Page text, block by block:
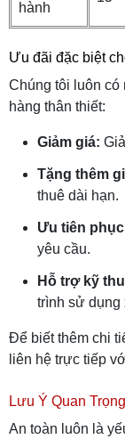
hành
Ưu đãi đặc biệt
Chúng tôi luôn có
hàng thân thiết:
Giảm giá:
Tặng thêm
thuê dài hạn.
Ưu tiên
yêu cầu.
Hỗ trợ kỹ
trình sử dụng
Để biết thêm chi
liên hệ trực tiếp
Lưu Ý Quan
An toàn luôn là